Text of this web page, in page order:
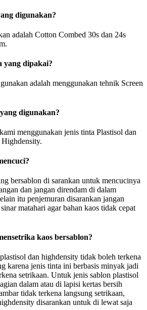
digunakan?
adalah Cotton Combed 30s dan 24s
yang dipakai?
adalah menggunakan tehnik Screen
digunakan?
menggunakan jenis tinta Plastisol dan
bersablon di sarankan untuk mencucinya
dan jangan direndam di dalam
itu penjemuran disarankan jangan
matahari agar bahan kaos tidak cepat
kaos bersablon?
dan highdensity tidak boleh terkena
karena jenis tinta ini berbasis minyak jadi
setrikaan. Untuk jenis sablon plastisol
dalam atau di lapisi kertas bersih
tidak terkena langsung setrikaan,
disarankan untuk di lewat saja